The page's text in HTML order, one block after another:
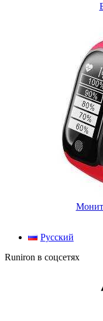
Русский
Runiron в соцсетях